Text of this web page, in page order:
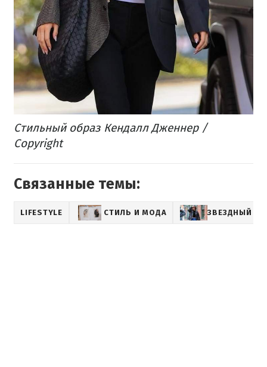
Стильный образ Кендалл Дженнер /
Copyright
Связанные темы:
LIFESTYLE СТИЛЬ И МОДА ЗВЕЗДНЫЙ